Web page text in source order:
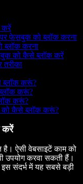
करें
फेसबुक को ब्लॉक करना
ब्लॉक करना
को कैसे ब्लॉक करें
तरीका
ब्लॉक करूं?
करूं?
करूं?
कैसे ब्लॉक करूं?
करें
है। ऐसी वेबसाइटें काम को
उपयोग करवा सकती हैं।
संदर्भ में यह सबसे बड़ी